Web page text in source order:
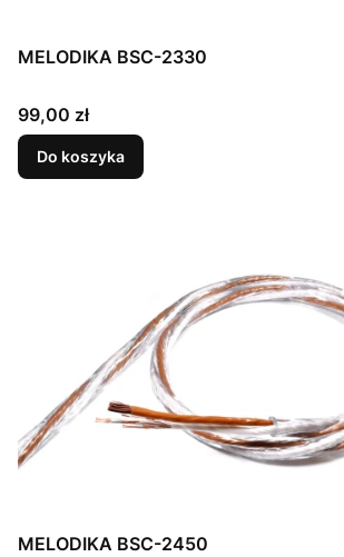
MELODIKA BSC-2330
Cena
99,00 zł
Do koszyka
MELODIKA BSC-2450